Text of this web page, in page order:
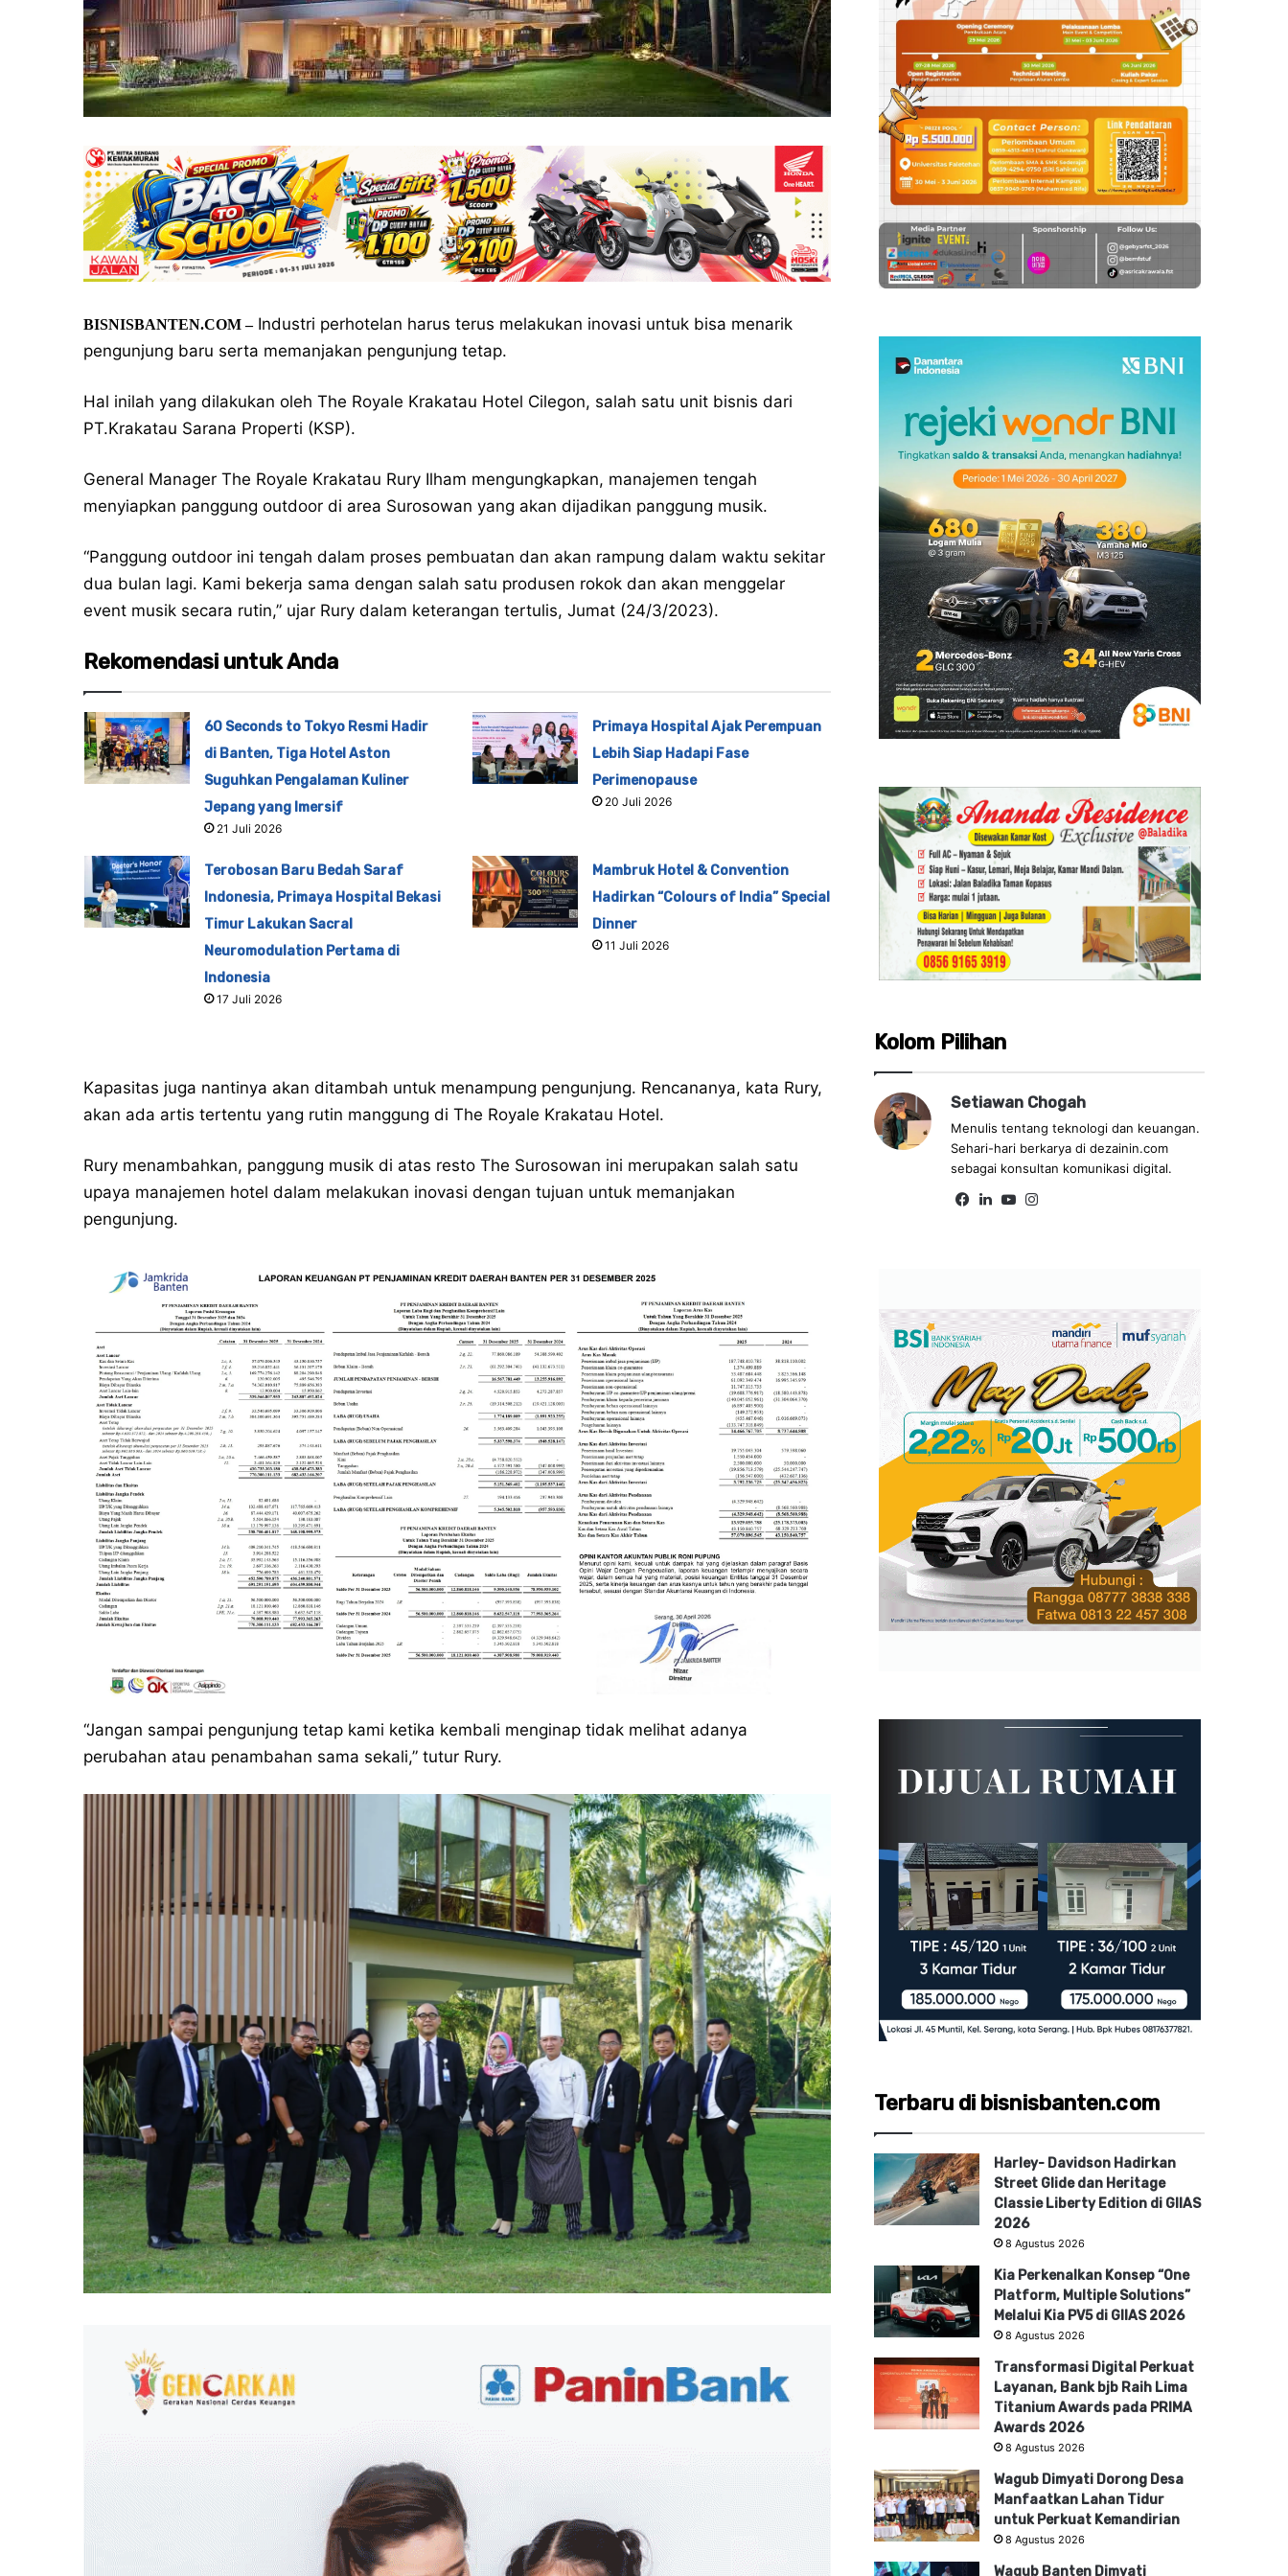
BISNISBANTEN.COM –Industri perhotelan harus terus melakukan inovasi untuk bisa menarik
pengunjung baru serta memanjakan pengunjung tetap.
Hal inilah yang dilakukan oleh The Royale Krakatau Hotel Cilegon, salah satu unit bisnis dari
PT.Krakatau Sarana Properti (KSP).
General Manager The Royale Krakatau Rury Ilham mengungkapkan, manajemen tengah
menyiapkan panggung outdoor di area Surosowan yang akan dijadikan panggung musik.
“Panggung outdoor ini tengah dalam proses pembuatan dan akan rampung dalam waktu sekitar
dua bulan lagi. Kami bekerja sama dengan salah satu produsen rokok dan akan menggelar
event musik secara rutin,” ujar Rury dalam keterangan tertulis, Jumat (24/3/2023).
Rekomendasi untuk Anda
60 Seconds to Tokyo Resmi Hadir
di Banten, Tiga Hotel Aston
Suguhkan Pengalaman Kuliner
Jepang yang Imersif
21 Juli 2026
Primaya Hospital Ajak Perempuan
Lebih Siap Hadapi Fase
Perimenopause
20 Juli 2026
Terobosan Baru Bedah Saraf
Indonesia, Primaya Hospital Bekasi
Timur Lakukan Sacral
Neuromodulation Pertama di
Indonesia
17 Juli 2026
Mambruk Hotel & Convention
Hadirkan “Colours of India” Special
Dinner
11 Juli 2026
Kapasitas juga nantinya akan ditambah untuk menampung pengunjung. Rencananya, kata Rury,
akan ada artis tertentu yang rutin manggung di The Royale Krakatau Hotel.
Rury menambahkan, panggung musik di atas resto The Surosowan ini merupakan salah satu
upaya manajemen hotel dalam melakukan inovasi dengan tujuan untuk memanjakan
pengunjung.
“Jangan sampai pengunjung tetap kami ketika kembali menginap tidak melihat adanya
perubahan atau penambahan sama sekali,” tutur Rury.
Kolom Pilihan
Setiawan Chogah
Menulis tentang teknologi dan keuangan.
Sehari-hari berkarya di dezainin.com
sebagai konsultan komunikasi digital.
Fa Lin Yo
Terbaru di bisnisbanten.com
Harley- Davidson Hadirkan
Street Glide dan Heritage
Classie Liberty Edition di GIIAS
2026
8 Agustus 2026
Kia Perkenalkan Konsep “One
Platform, Multiple Solutions”
Melalui Kia PV5 di GIIAS 2026
8 Agustus 2026
Transformasi Digital Perkuat
Layanan, Bank bjb Raih Lima
Titanium Awards pada PRIMA
Awards 2026
8 Agustus 2026
Wagub Dimyati Dorong Desa
Manfaatkan Lahan Tidur
untuk Perkuat Kemandirian
8 Agustus 2026
Wagub Banten Dimyati